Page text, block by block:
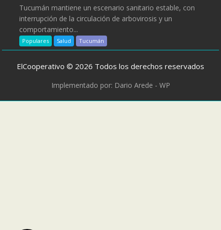
Tucumán mantiene un escenario sanitario estable, con
interrupción de la circulación de arbovirosis y un
comportamiento...
Populares Salud Tucumán
ElCooperativo © 2026 Todos los derechos reservados